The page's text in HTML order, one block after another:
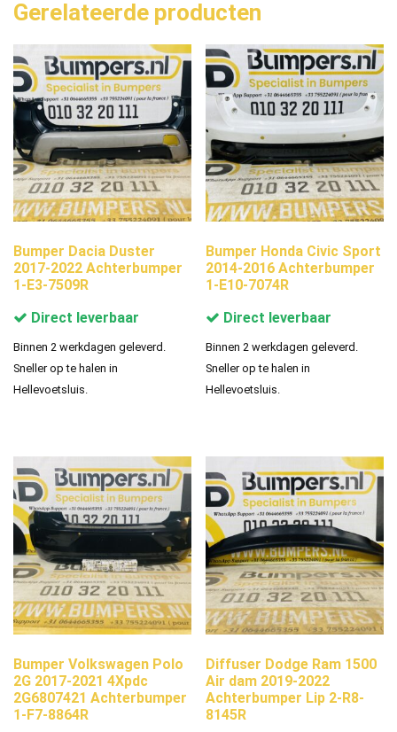
Gerelateerde producten
Bumper Dacia Duster
2017-2022 Achterbumper
1-E3-7509R
Direct leverbaar
Binnen 2 werkdagen geleverd.
Sneller op te halen in
Hellevoetsluis.
Bumper Honda Civic Sport
2014-2016 Achterbumper
1-E10-7074R
Direct leverbaar
Binnen 2 werkdagen geleverd.
Sneller op te halen in
Hellevoetsluis.
Bumper Volkswagen Polo
2G 2017-2021 4Xpdc
2G6807421 Achterbumper
1-F7-8864R
Diffuser Dodge Ram 1500
Air dam 2019-2022
Achterbumper Lip 2-R8-
8145R